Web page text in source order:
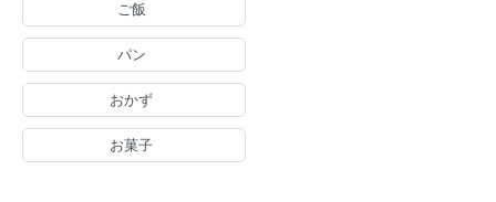
ご飯
パン
おかず
お菓子